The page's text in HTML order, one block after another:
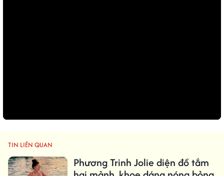
TIN LIÊN QUAN
Phương Trinh Jolie diện đồ tắm